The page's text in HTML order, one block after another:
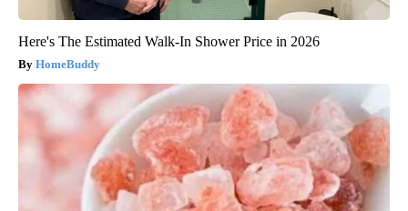
Here's The Estimated Walk-In Shower Price in 2026
HomeBuddy